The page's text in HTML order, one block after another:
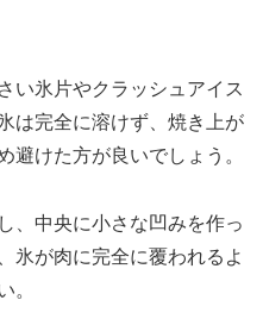
い氷片やクラッシュアイス
は完全に溶けず、焼き上が
避けた方が良いでしょう。
、中央に小さな凹みを作っ
氷が肉に完全に覆われるよ
。